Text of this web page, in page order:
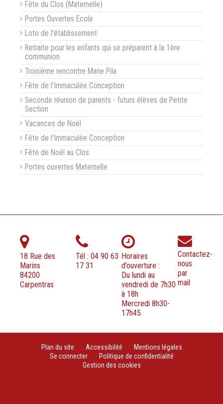
Fête du Clos (Maternelle)
Portes Ouvertes Ecole
Loto de l'établissement
Retraite pour les enfants qui se préparent à la 1ère
communion
Troisième rencontre Marie Pila
Fête de l'Immaculée Conception
Seconde réunion de parents - futurs élèves de Petite
Section
Vacances de Noël
Fête de l'Immaculée Conception
Fête de Noël au Clos
Portes ouvertes Maternelle
18 Rue des
Marins
84200
Carpentras
Tél : 04 90 63
17 31
Horaires
d’ouverture :
Du lundi au
vendredi de 7h30
à 18h
Mercredi 8h30-
17h45
Contactez-
nous
par
mail
Plan du site Accessibilité
Mentions légales
Se connecter
Politique de confidentialité
Gestion des cookies